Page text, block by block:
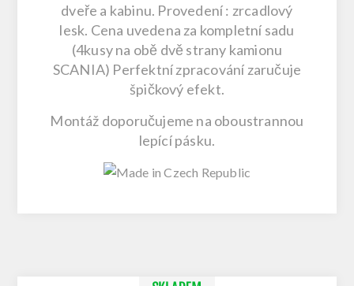
dveře a kabinu. Provedení : zrcadlový
lesk. Cena uvedena za kompletní sadu
(4kusy na obě dvě strany kamionu
SCANIA) Perfektní zpracování zaručuje
špičkový efekt.
Montáž doporučujeme na oboustrannou
lepící pásku.